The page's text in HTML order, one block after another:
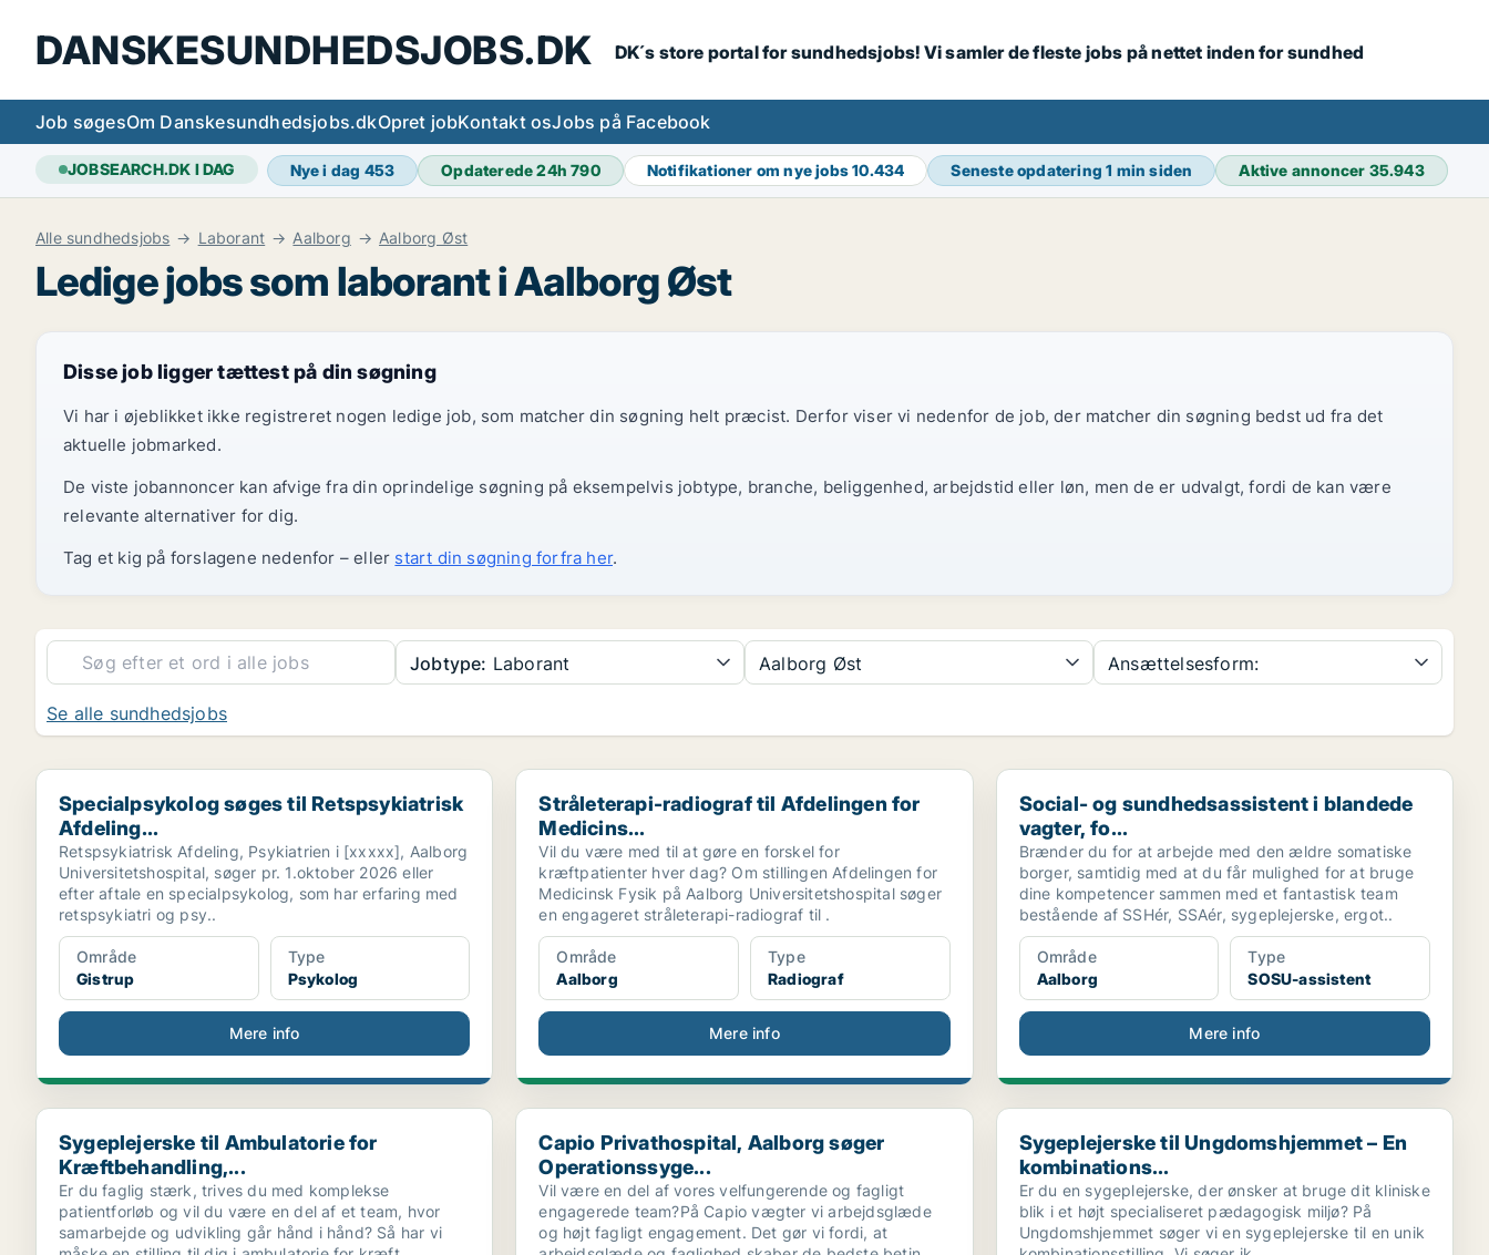
DANSKESUNDHEDSJOBS.DK DK´s store portal for sundhedsjobs! Vi samler de fleste jobs på nettet inden for sundhed
Job søgesOm Danskesundhedsjobs.dkOpret jobKontakt osJobs på Facebook
JOBSEARCH.DK I DAG Nye i dag 453 Opdaterede 24h790 Notifikationer om nye jobs10.434 Seneste opdatering1 min siden Aktive annoncer 35.943
Alle sundhedsjobs Laborant Aalborg Aalborg Øst
Ledige jobs som laborant i Aalborg Øst
Disse job ligger tættest på din søgning
Vi har i øjeblikket ikke registreret nogen ledige job, som matcher din søgning helt præcist. Derfor viser vi nedenfor de job, der matcher din søgning bedst ud fra det
aktuelle jobmarked.
De viste jobannoncer kan afvige fra din oprindelige søgning på eksempelvis jobtype, branche, beliggenhed, arbejdstid eller løn, men de er udvalgt, fordi de kan være
relevante alternativer for dig.
Tag et kig på forslagene nedenfor – eller start din søgning forfra her.
Jobtype: Laborant Aalborg Øst Ansættelsesform:
Se alle sundhedsjobs
Specialpsykolog søges til Retspsykiatrisk Afdeling...
Specialpsykolog søges til Retspsykiatrisk
Afdeling...
Retspsykiatrisk Afdeling, Psykiatrien i [xxxxx], Aalborg
Universitetshospital, søger pr. 1.oktober 2026 eller
efter aftale en specialpsykolog, som har erfaring med
retspsykiatri og psy..
Område
Gistrup
Type
Psykolog
Mere info
Stråleterapi-radiograf til Afdelingen for Medicins...
Stråleterapi-radiograf til Afdelingen for
Medicins...
Vil du være med til at gøre en forskel for
kræftpatienter hver dag? Om stillingen Afdelingen for
Medicinsk Fysik på Aalborg Universitetshospital søger
en engageret stråleterapi-radiograf til .
Område
Aalborg
Type
Radiograf
Mere info
Social- og sundhedsassistent i blandede vagter, fo...
Social- og sundhedsassistent i blandede
vagter, fo...
Brænder du for at arbejde med den ældre somatiske
borger, samtidig med at du får mulighed for at bruge
dine kompetencer sammen med et fantastisk team
bestående af SSHér, SSAér, sygeplejerske, ergot..
Område
Aalborg
Type
SOSU-assistent
Mere info
Sygeplejerske til Ambulatorie for Kræftbehandling,...
Sygeplejerske til Ambulatorie for
Kræftbehandling,...
Er du faglig stærk, trives du med komplekse
patientforløb og vil du være en del af et team, hvor
samarbejde og udvikling går hånd i hånd? Så har vi
Capio Privathospital, Aalborg søger Operationssyge...
Capio Privathospital, Aalborg søger
Operationssyge...
Vil være en del af vores velfungerende og fagligt
engagerede team?På Capio vægter vi arbejdsglæde
og højt fagligt engagement. Det gør vi fordi, at
Sygeplejerske til Ungdomshjemmet – En kombinations...
Sygeplejerske til Ungdomshjemmet – En
kombinations...
Er du en sygeplejerske, der ønsker at bruge dit kliniske
blik i et højt specialiseret pædagogisk miljø? På
Ungdomshjemmet søger vi en sygeplejerske til en unik